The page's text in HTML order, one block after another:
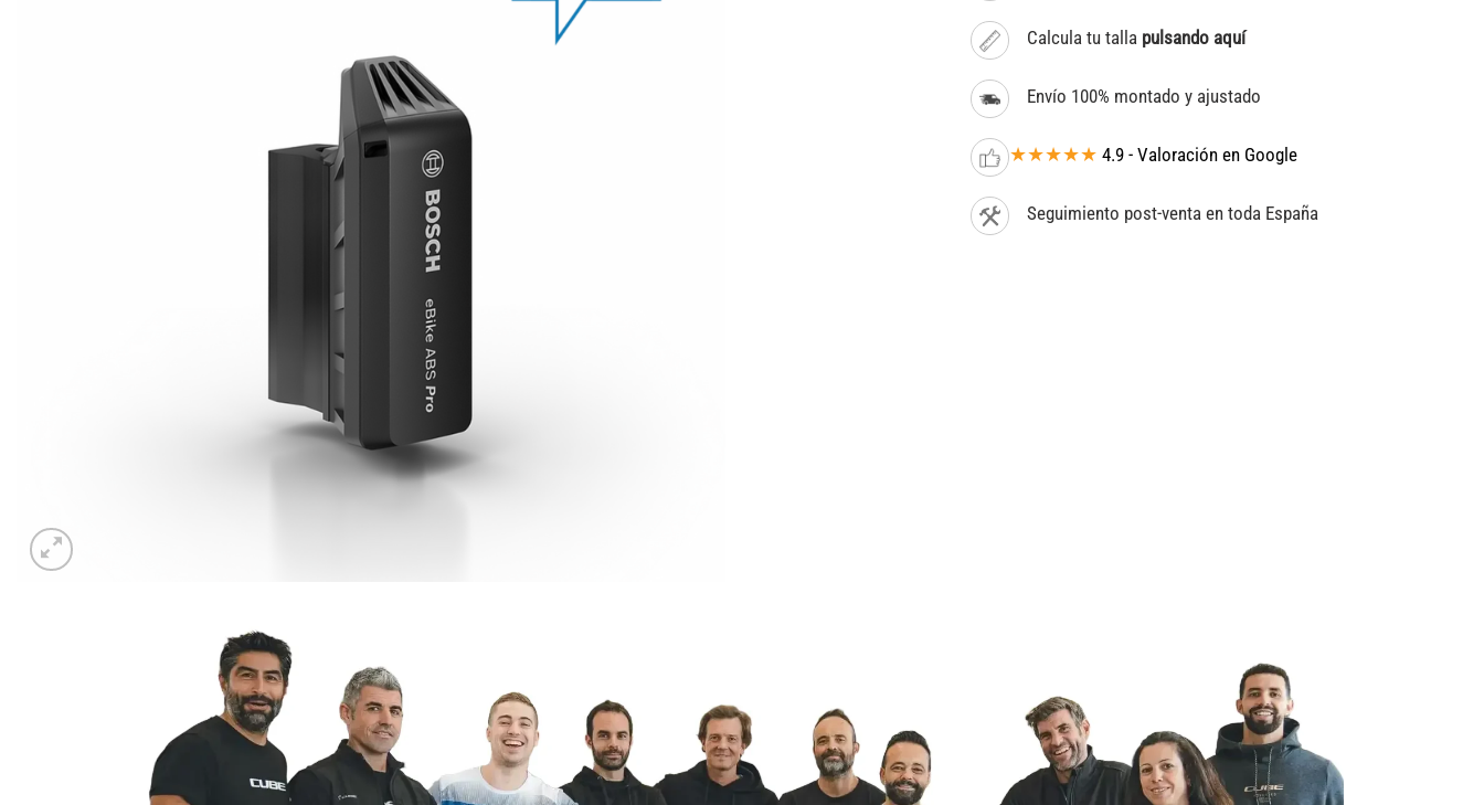
Calcula tu talla pulsando aquí
Envío 100% montado y ajustado
★★★★★ 4.9 - Valoración en Google
Seguimiento post-venta en toda España